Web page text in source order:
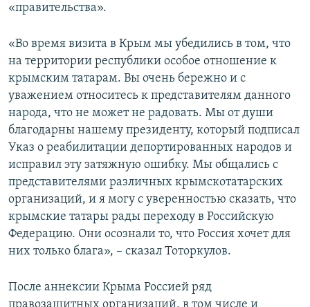
Все сайты RFE/RL
«правительства».
«Во время визита в Крым мы убедились в том, что
на территории республики особое отношение к
крымским татарам. Вы очень бережно и с
уважением относитесь к представителям данного
народа, что не может не радовать. Мы от души
благодарны нашему президенту, который подписал
Указ о реабилитации депортированных народов и
исправил эту затяжную ошибку. Мы общались с
представителями различных крымскотатарских
организаций, и я могу с уверенностью сказать, что
крымские татары рады переходу в Российскую
Федерацию. Они осознали то, что Россия хочет для
них только блага», – сказал Тоторкулов.
После аннексии Крыма Россией ряд